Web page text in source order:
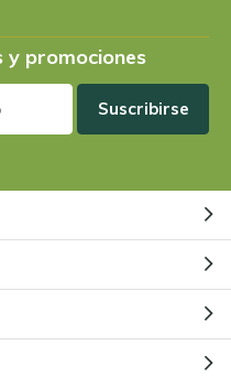
y promociones
Suscribirse